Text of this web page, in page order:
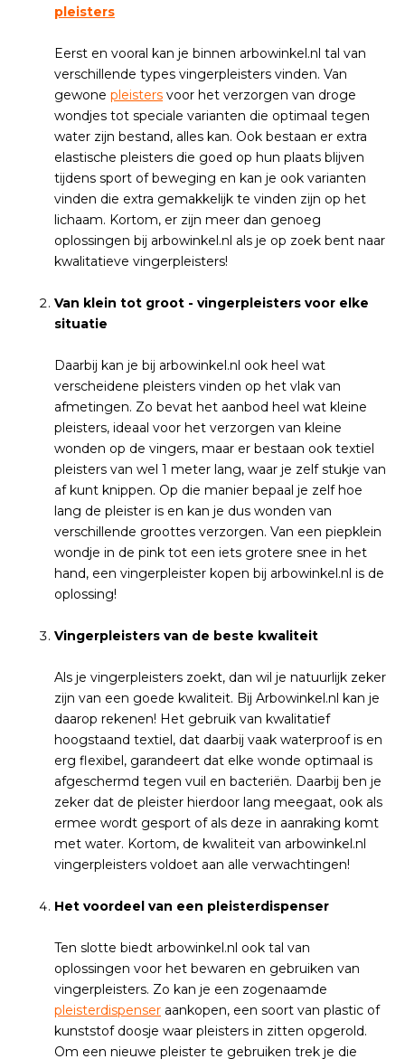
pleisters
Eerst en vooral kan je binnen arbowinkel.nl tal van
verschillende types vingerpleisters vinden. Van
gewone pleisters voor het verzorgen van droge
wondjes tot speciale varianten die optimaal tegen
water zijn bestand, alles kan. Ook bestaan er extra
elastische pleisters die goed op hun plaats blijven
tijdens sport of beweging en kan je ook varianten
vinden die extra gemakkelijk te vinden zijn op het
lichaam. Kortom, er zijn meer dan genoeg
oplossingen bij arbowinkel.nl als je op zoek bent naar
kwalitatieve vingerpleisters!
Van klein tot groot - vingerpleisters voor elke
situatie
Daarbij kan je bij arbowinkel.nl ook heel wat
verscheidene pleisters vinden op het vlak van
afmetingen. Zo bevat het aanbod heel wat kleine
pleisters, ideaal voor het verzorgen van kleine
wonden op de vingers, maar er bestaan ook textiel
pleisters van wel 1 meter lang, waar je zelf stukje van
af kunt knippen. Op die manier bepaal je zelf hoe
lang de pleister is en kan je dus wonden van
verschillende groottes verzorgen. Van een piepklein
wondje in de pink tot een iets grotere snee in het
hand, een vingerpleister kopen bij arbowinkel.nl is de
oplossing!
Vingerpleisters van de beste kwaliteit
Als je vingerpleisters zoekt, dan wil je natuurlijk zeker
zijn van een goede kwaliteit. Bij Arbowinkel.nl kan je
daarop rekenen! Het gebruik van kwalitatief
hoogstaand textiel, dat daarbij vaak waterproof is en
erg flexibel, garandeert dat elke wonde optimaal is
afgeschermd tegen vuil en bacteriën. Daarbij ben je
zeker dat de pleister hierdoor lang meegaat, ook als
ermee wordt gesport of als deze in aanraking komt
met water. Kortom, de kwaliteit van arbowinkel.nl
vingerpleisters voldoet aan alle verwachtingen!
Het voordeel van een pleisterdispenser
Ten slotte biedt arbowinkel.nl ook tal van
oplossingen voor het bewaren en gebruiken van
vingerpleisters. Zo kan je een zogenaamde
pleisterdispenser aankopen, een soort van plastic of
kunststof doosje waar pleisters in zitten opgerold.
Om een nieuwe pleister te gebruiken trek je die